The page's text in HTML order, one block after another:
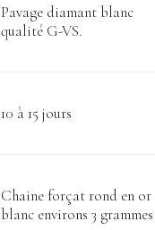
Pavage diamant blanc
qualité G-VS.
10 à 15 jours
Chaine forçat rond en or
blanc environs 3